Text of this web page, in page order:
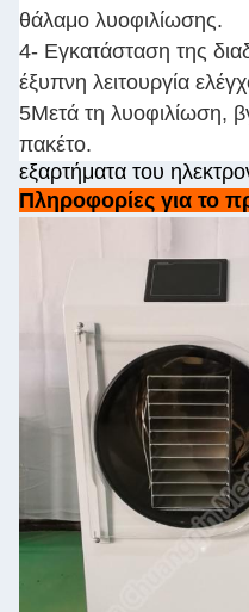
θάλαμο λυοφιλίωσης.
4- Εγκατάσταση της
έξυπνη λειτουργία
5Μετά τη λυοφιλίωση,
πακέτο.
εξαρτήματα του
Πληροφορίες για το